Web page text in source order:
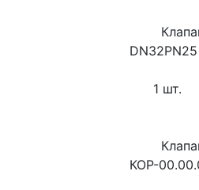
DN32PN25
      1 шт.
КОР-